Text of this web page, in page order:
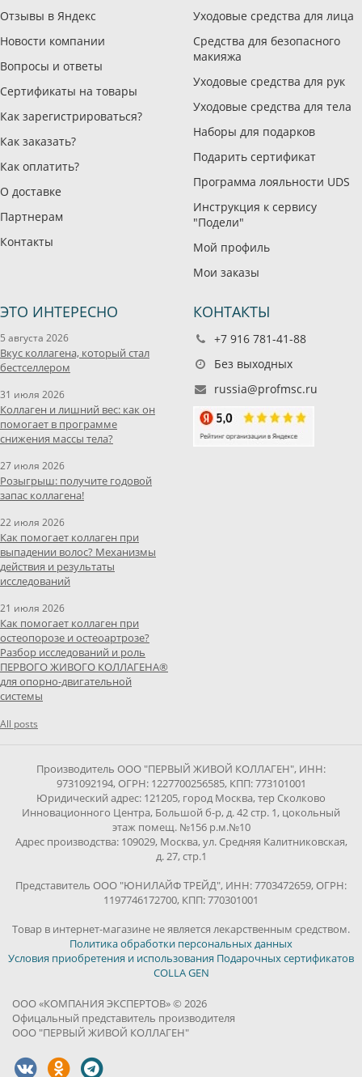
Отзывы в Яндекс
Новости компании
Вопросы и ответы
Сертификаты на товары
Как зарегистрироваться?
Как заказать?
Как оплатить?
О доставке
Партнерам
Контакты
Уходовые средства для лица
Средства для безопасного
макияжа
Уходовые средства для рук
Уходовые средства для тела
Наборы для подарков
Подарить сертификат
Программа лояльности UDS
Инструкция к сервису
"Подели"
Мой профиль
Мои заказы
ЭТО ИНТЕРЕСНО
5 августа 2026
Вкус коллагена, который стал
бестселлером
31 июля 2026
Коллаген и лишний вес: как он
помогает в программе
снижения массы тела?
27 июля 2026
Розыгрыш: получите годовой
запас коллагена!
22 июля 2026
Как помогает коллаген при
выпадении волос? Механизмы
действия и результаты
исследований
21 июля 2026
Как помогает коллаген при
остеопорозе и остеоартрозе?
Разбор исследований и роль
ПЕРВОГО ЖИВОГО КОЛЛАГЕНА®
для опорно-двигательной
системы
All posts
КОНТАКТЫ
+7 916 781-41-88
Без выходных
russia@profmsc.ru
Производитель ООО "ПЕРВЫЙ ЖИВОЙ КОЛЛАГЕН", ИНН:
9731092194, ОГРН: 1227700256585, КПП: 773101001
Юридический адрес: 121205, город Москва, тер Сколково
Инновационного Центра, Большой б-р, д. 42 стр. 1, цокольный
этаж помещ. №156 р.м.№10
Адрес производства: 109029, Москва, ул. Средняя Калитниковская,
д. 27, стр.1
Представитель ООО "ЮНИЛАЙФ ТРЕЙД", ИНН: 7703472659, ОГРН:
1197746172700, КПП: 770301001
Товар в интернет-магазине не является лекарственным средством.
Политика обработки персональных данных
Условия приобретения и использования Подарочных сертификатов
COLLA GEN
ООО «КОМПАНИЯ ЭКСПЕРТОВ» © 2026
Офицальный представитель производителя
ООО "ПЕРВЫЙ ЖИВОЙ КОЛЛАГЕН"